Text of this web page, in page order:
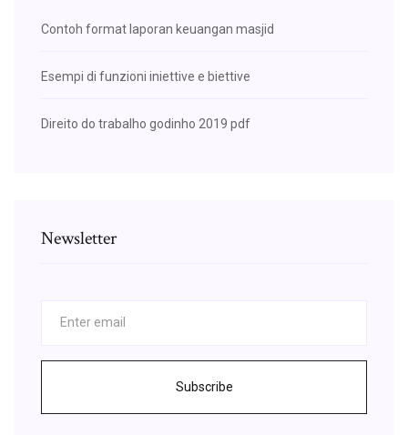
Contoh format laporan keuangan masjid
Esempi di funzioni iniettive e biettive
Direito do trabalho godinho 2019 pdf
Newsletter
Subscribe